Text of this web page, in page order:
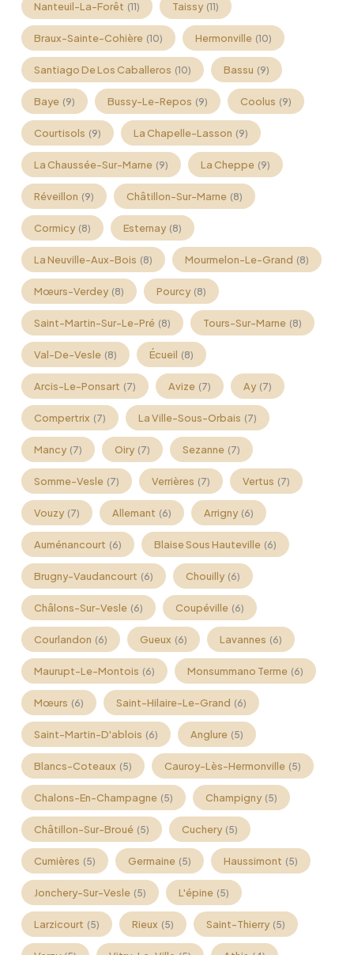
Nanteuil-La-Forêt (11) Taissy (11)
Braux-Sainte-Cohière (10) Hermonville (10)
Santiago De Los Caballeros (10) Bassu (9)
Baye (9) Bussy-Le-Repos (9) Coolus (9)
Courtisols (9) La Chapelle-Lasson (9)
La Chaussée-Sur-Marne (9) La Cheppe (9)
Réveillon (9) Châtillon-Sur-Marne (8)
Cormicy (8) Esternay (8)
La Neuville-Aux-Bois (8) Mourmelon-Le-Grand (8)
Mœurs-Verdey (8) Pourcy (8)
Saint-Martin-Sur-Le-Pré (8) Tours-Sur-Marne (8)
Val-De-Vesle (8) Écueil (8)
Arcis-Le-Ponsart (7) Avize (7) Ay (7)
Compertrix (7) La Ville-Sous-Orbais (7)
Mancy (7) Oiry (7) Sezanne (7)
Somme-Vesle (7) Verrières (7) Vertus (7)
Vouzy (7) Allemant (6) Arrigny (6)
Auménancourt (6) Blaise Sous Hauteville (6)
Brugny-Vaudancourt (6) Chouilly (6)
Châlons-Sur-Vesle (6) Coupéville (6)
Courlandon (6) Gueux (6) Lavannes (6)
Maurupt-Le-Montois (6) Monsummano Terme (6)
Mœurs (6) Saint-Hilaire-Le-Grand (6)
Saint-Martin-D'ablois (6) Anglure (5)
Blancs-Coteaux (5) Cauroy-Lès-Hermonville (5)
Chalons-En-Champagne (5) Champigny (5)
Châtillon-Sur-Broué (5) Cuchery (5)
Cumières (5) Germaine (5) Haussimont (5)
Jonchery-Sur-Vesle (5) L'épine (5)
Larzicourt (5) Rieux (5) Saint-Thierry (5)